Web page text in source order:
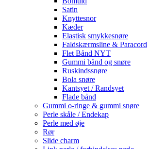
Satin
Knyttesnor
Kæder
Elastisk smykkesnøre
Faldskærmsline & Paracord
Flet Bånd NYT
Gummi bånd og snøre
Ruskindssnøre
Bola snøre
Kantsyet / Randsyet
Flade bånd
Gummi o-ringe & gummi snøre
Perle skåle / Endekap
Perle med øje
Rør
Slide charm